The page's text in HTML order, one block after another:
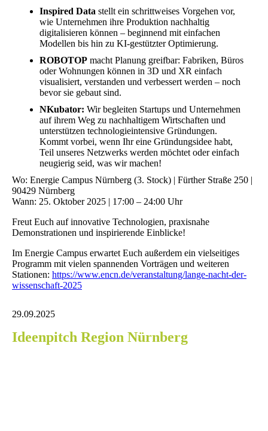
Inspired Data stellt ein schrittweises Vorgehen vor,
wie Unternehmen ihre Produktion nachhaltig
digitalisieren können – beginnend mit einfachen
Modellen bis hin zu KI-gestützter Optimierung.
ROBOTOP macht Planung greifbar: Fabriken, Büros
oder Wohnungen können in 3D und XR einfach
visualisiert, verstanden und verbessert werden – noch
bevor sie gebaut sind.
NKubator: Wir begleiten Startups und Unternehmen
auf ihrem Weg zu nachhaltigem Wirtschaften und
unterstützen technologieintensive Gründungen.
Kommt vorbei, wenn Ihr eine Gründungsidee habt,
Teil unseres Netzwerks werden möchtet oder einfach
neugierig seid, was wir machen!
Wo: Energie Campus Nürnberg (3. Stock) | Fürther Straße 250 |
90429 Nürnberg
Wann: 25. Oktober 2025 | 17:00 – 24:00 Uhr
Freut Euch auf innovative Technologien, praxisnahe
Demonstrationen und inspirierende Einblicke!
Im Energie Campus erwartet Euch außerdem ein vielseitiges
Programm mit vielen spannenden Vorträgen und weiteren
Stationen: https://www.encn.de/veranstaltung/lange-nacht-der-
wissenschaft-2025
29.09.2025
Ideenpitch Region Nürnberg